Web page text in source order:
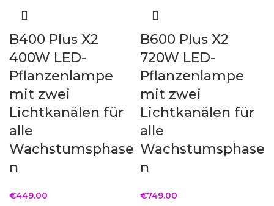
B400 Plus X2
400W LED-
Pflanzenlampe
mit zwei
Lichtkanälen für
alle
Wachstumsphase
n
€449.00
B600 Plus X2
720W LED-
Pflanzenlampe
mit zwei
Lichtkanälen für
alle
Wachstumsphase
n
€749.00